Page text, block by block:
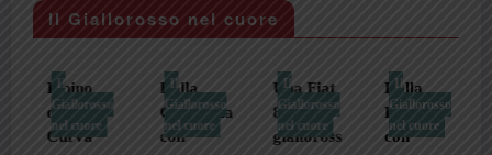
Il Giallorosso nel cuore
Il
Giallorosso
nel cuore
Il pino
della
Curva
Il
Giallorosso
nel cuore
Dalla
Germania
con
Il
Giallorosso
nel cuore
Una Fiat
850 e il
gialloross
Il
Giallorosso
nel cuore
Dalla
Locride
con